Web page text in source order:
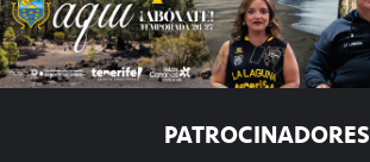
PATROCINADORES